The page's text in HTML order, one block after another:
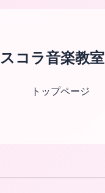
スコラ音楽教室
トップページ